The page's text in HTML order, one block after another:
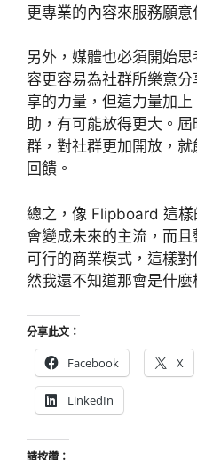
更專業的內容來服務願
另外，媒體也必須開始
容更容易為社群所樂意
享的力量，但這力量加
助，有可能放得更大。
群，對社群更加開放，
回饋。
總之，像 Flipboard 這
會變成未來的主流，而
可行的商業模式，這樣
然我還不知道那會是什麼
分享此文：
Facebook X
LinkedIn
請按讚：